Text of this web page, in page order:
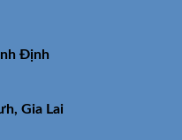
Định
Gia Lai